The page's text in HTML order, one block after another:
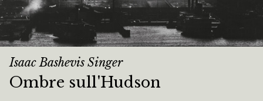
Isaac Bashevis Singer
Ombre sull'Hudson